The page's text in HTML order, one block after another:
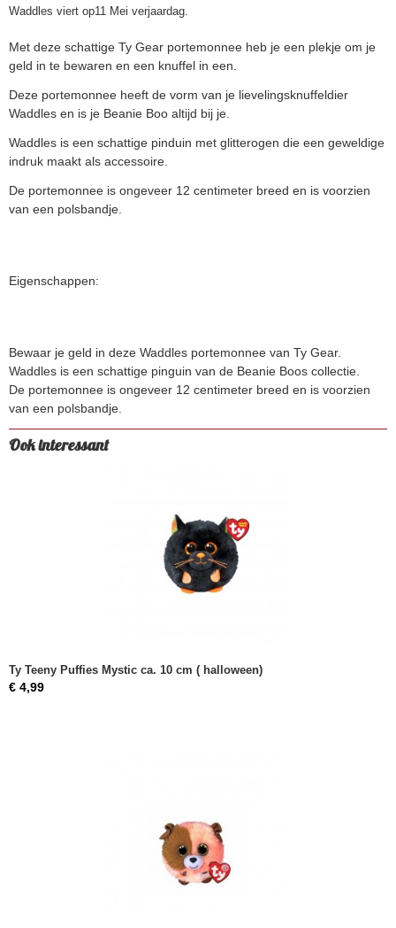
Productcode leverancier
Waddles viert op11 Mei verjaardag.
Met deze schattige Ty Gear portemonnee heb je een plekje om je
geld in te bewaren en een knuffel in een.
Deze portemonnee heeft de vorm van je lievelingsknuffeldier
Waddles en is je Beanie Boo altijd bij je.
Waddles is een schattige pinduin met glitterogen die een geweldige
indruk maakt als accessoire.
De portemonnee is ongeveer 12 centimeter breed en is voorzien
van een polsbandje.
Eigenschappen:
Bewaar je geld in deze Waddles portemonnee van Ty Gear.
Waddles is een schattige pinguin van de Beanie Boos collectie.
De portemonnee is ongeveer 12 centimeter breed en is voorzien
van een polsbandje.
Ook interessant
Ty Teeny Puffies Mystic ca. 10 cm ( halloween)
€ 4,99